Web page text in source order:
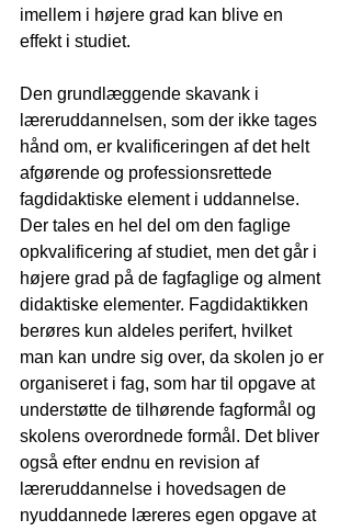
imellem i højere grad kan blive en
effekt i studiet.
Den grundlæggende skavank i
læreruddannelsen, som der ikke tages
hånd om, er kvalificeringen af det helt
afgørende og professionsrettede
fagdidaktiske element i uddannelse.
Der tales en hel del om den faglige
opkvalificering af studiet, men det går i
højere grad på de fagfaglige og alment
didaktiske elementer. Fagdidaktikken
berøres kun aldeles perifert, hvilket
man kan undre sig over, da skolen jo er
organiseret i fag, som har til opgave at
understøtte de tilhørende fagformål og
skolens overordnede formål. Det bliver
også efter endnu en revision af
læreruddannelse i hovedsagen de
nyuddannede læreres egen opgave at